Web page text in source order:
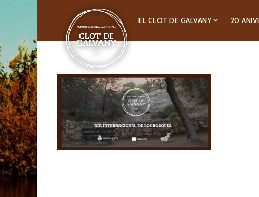
EL CLOT DE GALVANY 20